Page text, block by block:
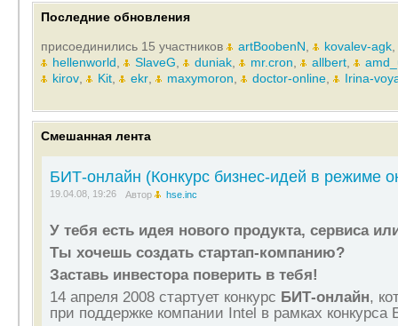
Последние обновления
присоединились 15 участников artBoobenN, kovalev-agk,
hellenworld, SlaveG, duniak, mr.cron, allbert,
kirov, Kit, ekr, maxymoron, doctor-online, Irina-
Смешанная лента
БИТ-онлайн (Конкурс бизнес-идей в режиме
19.04.08, 19:26 Автор hse.inc
У тебя есть идея нового продукта, сервиса
Ты хочешь создать стартап-компанию?
Заставь инвестора поверить в тебя!
14 апреля 2008 стартует конкурс БИТ-онлайн,
при поддержке компании
Intel в рамках конкурса